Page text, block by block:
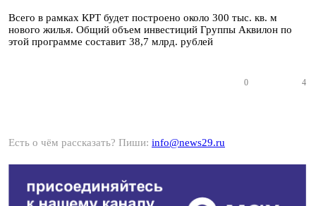
Всего в рамках КРТ будет построено около 300 тыс. кв. м
нового жилья. Общий объем инвестиций Группы Аквилон по
этой программе составит 38,7 млрд. рублей
0 4
Есть о чём рассказать? Пиши: info@news29.ru